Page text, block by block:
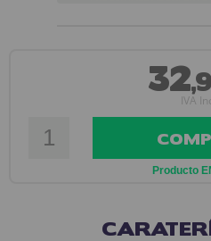
32
IVA
Producto